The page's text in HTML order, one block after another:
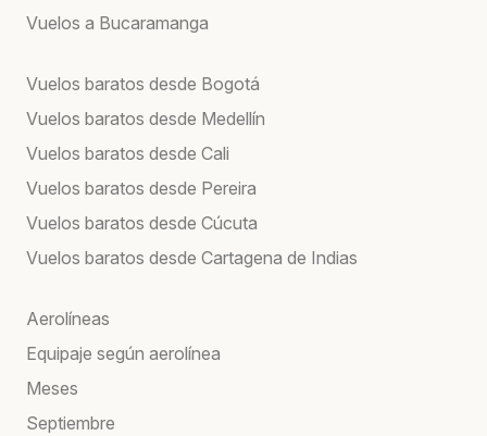
Vuelos a Bucaramanga
Vuelos baratos desde Bogotá
Vuelos baratos desde Medellín
Vuelos baratos desde Cali
Vuelos baratos desde Pereira
Vuelos baratos desde Cúcuta
Vuelos baratos desde Cartagena de Indias
Aerolíneas
Equipaje según aerolínea
Meses
Septiembre